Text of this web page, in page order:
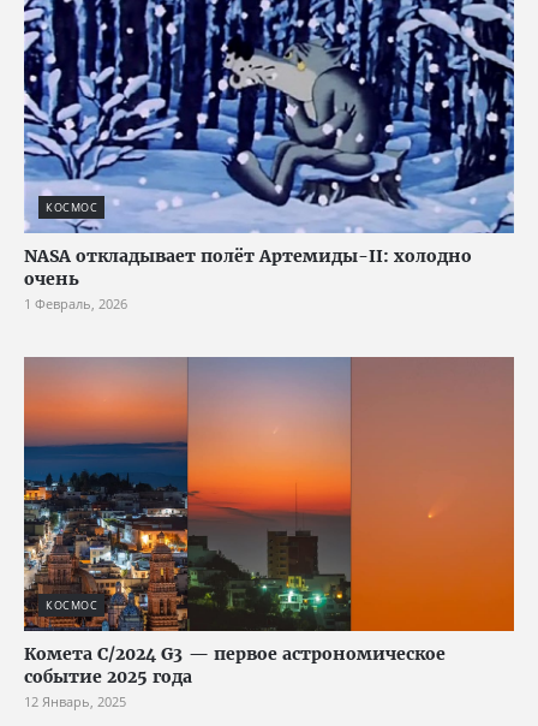
КОСМОС
NASA откладывает полёт Артемиды-II: холодно
очень
1 Февраль, 2026
КОСМОС
Комета C/2024 G3 — первое астрономическое
событие 2025 года
12 Январь, 2025